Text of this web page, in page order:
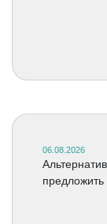
06.08.2026